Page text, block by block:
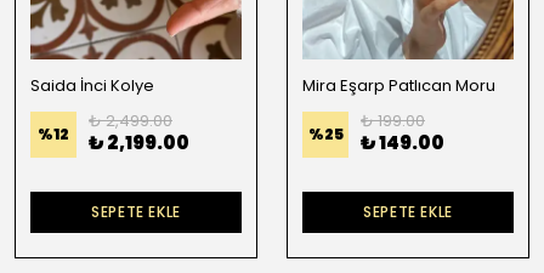
Saida İnci Kolye
%12
₺ 2,499.00
₺ 2,199.00
SEPETE EKLE
Mira Eşarp Patlıcan Moru
%25
₺ 199.00
₺ 149.00
SEPETE EKLE